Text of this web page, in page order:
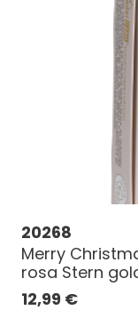
20268
Merry
rosa Stern
12,99 €